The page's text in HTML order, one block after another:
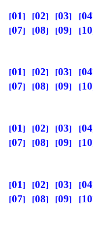
01 02 03 04
07
08 09 10
01 02 03 04
07
08 09 10
01 02 03 04
07
08 09 10
01 02 03 04
07
08 09 10